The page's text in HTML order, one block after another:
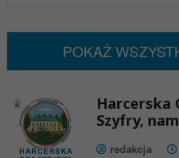
POKAŻ
Harcerska
Szyfry,
redakcja